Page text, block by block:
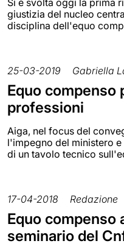
giustizia del nucleo
disciplina dell'equo
25-03-2019 Gabriella
Equo compenso
professioni
Aiga, nel focus del
l'impegno del ministero
di un tavolo tecnico
17-04-2018 Redazione
Equo compenso
seminario del